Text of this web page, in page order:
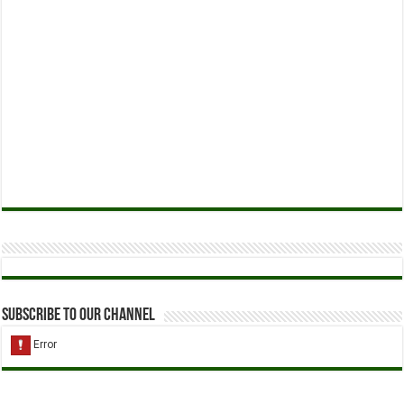
Subscribe to our Channel